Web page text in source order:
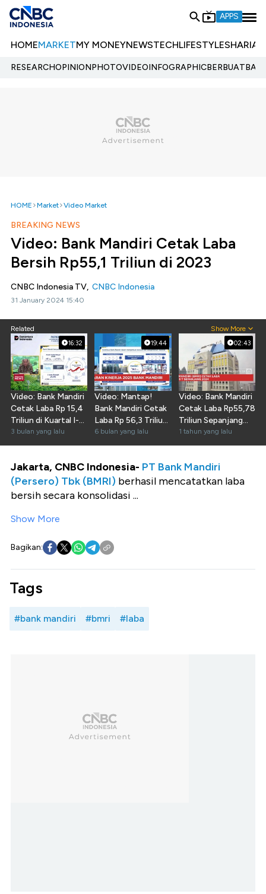
APPS
HOMEMARKETMY MONEYNEWSTECHLIFESTYLESHARIA
RESEARCHOPINIONPHOTOVIDEOINFOGRAPHIC
HOME Market Video Market
BREAKING NEWS
Video: Bank Mandiri Cetak Laba
Bersih Rp55,1 Triliun di 2023
CNBC Indonesia TV, CNBC Indonesia
31 January 2024 15:40
Related Show More
16:32
Video: Bank Mandiri
Cetak Laba Rp 15,4
Triliun di Kuartal I-
2026
3 bulan yang lalu
19:44
Video: Mantap!
Bank Mandiri Cetak
Laba Rp 56,3 Triliun
di Tahun 2025
6 bulan yang lalu
02:43
Video: Bank Mandiri
Cetak Laba Rp55,78
Triliun Sepanjang
2024
1 tahun yang lalu
Jakarta, CNBC Indonesia- PT Bank Mandiri
(Persero) Tbk (BMRI) berhasil mencatatkan laba
bersih secara konsolidasi ...
Show More
Bagikan:
Tags
#bank mandiri #bmri #laba